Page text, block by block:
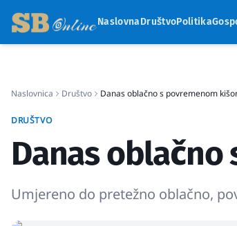
NaslovnaDruštvoPolitika
Naslovnica Društvo Danas oblačno s povremenom
DRUŠTVO
Danas
Umjereno do pretežno oblačno,